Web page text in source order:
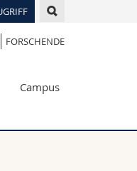
FORSCHENDE
Campus